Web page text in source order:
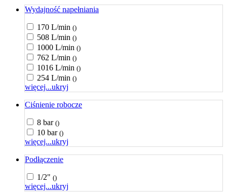
Wydajność napełniania
170 L/min ()
508 L/min ()
1000 L/min ()
762 L/min ()
1016 L/min ()
254 L/min ()
więcej...ukryj
Ciśnienie robocze
8 bar ()
10 bar ()
więcej...ukryj
Podłączenie
1/2" ()
więcej...ukryj